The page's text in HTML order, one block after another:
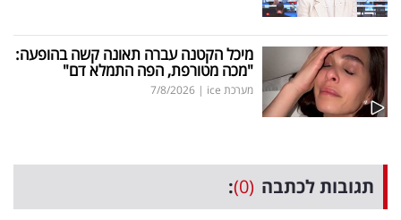
מיכל הקטנה עברה תאונה קשה בהופעה:
"מכה מטורפת, הפה התמלא דם"
מערכת ice |
7/8/2026
תגובות לכתבה (0)
: